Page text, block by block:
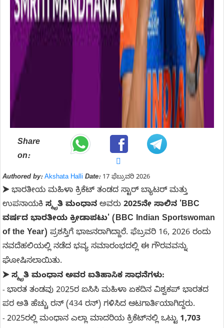
Share
on:
Authored by: Akshata Halli Date:17 ಫೆಬ್ರುವರಿ 2026
➤ ಭಾರತೀಯ ಮಹಿಳಾ ಕ್ರಿಕೆಟ್ ತಂಡದ ಸ್ಟಾರ್ ಬ್ಯಾಟರ್ ಮತ್ತು
ಉಪನಾಯಕಿ ಸ್ಮೃತಿ ಮಂಧಾನ ಅವರು 2025ನೇ ಸಾಲಿನ 'BBC
ವರ್ಷದ ಭಾರತೀಯ ಕ್ರೀಡಾಪಟು' (BBC Indian Sportswoman
of the Year) ಪ್ರಶಸ್ತಿಗೆ ಭಾಜನರಾಗಿದ್ದಾರೆ. ಫೆಬ್ರವರಿ 16, 2026 ರಂದು
ನವದೆಹಲಿಯಲ್ಲಿ ನಡೆದ ಭವ್ಯ ಸಮಾರಂಭದಲ್ಲಿ ಈ ಗೌರವವನ್ನು
ಘೋಷಿಸಲಾಯಿತು.
➤ ಸ್ಮೃತಿ ಮಂಧಾನ ಅವರ ಐತಿಹಾಸಿಕ ಸಾಧನೆಗಳು:
- ಭಾರತ ತಂಡವು 2025ರ ಐಸಿಸಿ ಮಹಿಳಾ ಏಕದಿನ ವಿಶ್ವಕಪ್ ಭಾರತದ
ಪರ ಅತಿ ಹೆಚ್ಚು ರನ್ (434 ರನ್) ಗಳಿಸಿದ ಆಟಗಾರ್ತಿಯಾಗಿದ್ದರು.
- 2025ರಲ್ಲಿ ಮಂಧಾನ ಎಲ್ಲಾ ಮಾದರಿಯ ಕ್ರಿಕೆಟ್‌ನಲ್ಲಿ ಒಟ್ಟು 1,703